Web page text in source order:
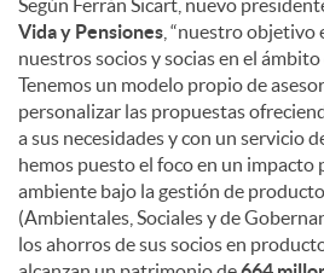
Según Ferrán Sicart, nuevo
Vida y Pensiones , “nuestro objetivo
nuestros socios y socias en el
Tenemos un modelo propio de
personalizar las propuestas
a sus necesidades y con un servicio
hemos puesto el foco en un impacto
ambiente bajo la gestión de
(Ambientales, Sociales y de
los ahorros de sus socios en